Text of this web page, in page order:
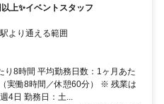
上✨イベントスタッフ
より通える範囲
り8時間 平均勤務日数：1ヶ月あた
実働8時間／休憩60分） ※ 残業は
4日 勤務日：土...